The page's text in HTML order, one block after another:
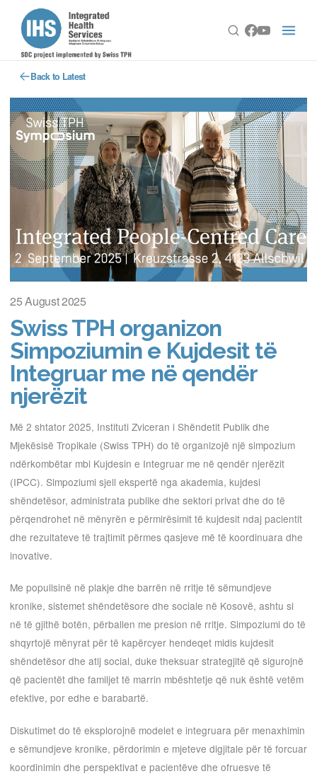
Back to Latest
25 August 2025
Swiss TPH organizon
Simpoziumin e Kujdesit të
Integruar me në qendër
njerëzit
Më 2 shtator 2025, Instituti Zviceran i Shëndetit Publik dhe
Mjekësisë Tropikale (Swiss TPH) do të organizojë një simpozium
ndërkombëtar mbi Kujdesin e Integruar me në qendër njerëzit
(IPCC). Simpoziumi sjell ekspertë nga akademia, kujdesi
shëndetësor, administrata publike dhe sektori privat dhe do të
përqendrohet në mënyrën e përmirësimit të kujdesit ndaj pacientit
dhe rezultateve të trajtimit përmes qasjeve më të koordinuara dhe
inovative.
Me popullsinë në plakje dhe barrën në rritje të sëmundjeve
kronike, sistemet shëndetësore dhe sociale në Kosovë, ashtu si
në të gjithë botën, përballen me presion në rritje. Simpoziumi do të
shqyrtojë mënyrat për të kapërcyer hendeqet midis kujdesit
shëndetësor dhe atij social, duke theksuar strategjitë që sigurojnë
që pacientët dhe familjet të marrin mbështetje që nuk është vetëm
efektive, por edhe e barabartë.
Diskutimet do të eksplorojnë modelet e integruara për menaxhimin
e sëmundjeve kronike, përdorimin e mjeteve digjitale për të forcuar
koordinimin dhe perspektivat e pacientëve dhe ofruesve të